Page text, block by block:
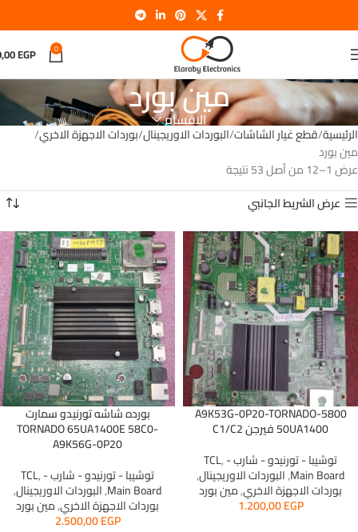
0
EGP
مين بورد
الاقسام
الرئيسية قطع غيار الشاشات البوردات الاوريجينال بوردات الاجهزة الاخري
مين بورد
عرض 1–12 من أصل 53 نتيجة
عرض الشريط الجانبي
5800-A9K53G-0P20-TORNADO
50UA1400 فيرجن C1/C2
توشيبا - تورنيدو - شارب - TCL,
Main Board
,البوردات الاوريجينال,
بوردات الاجهزة الاخري,مين بورد
1.200,00EGP
بورده شاشه تورنيدو سمارت
TORNADO 65UA1400E 58C0-
A9K56G-0P20
توشيبا - تورنيدو - شارب - TCL,
Main Board
,البوردات الاوريجينال,
بوردات الاجهزة الاخري,مين بورد
2.500,00EGP